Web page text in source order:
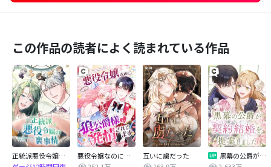
この作品の読者によく読まれている作品
正統派悪役令嬢の裏事情
悪役令嬢なのに、狼公爵様に発情されてます
互いに虜だった
黒幕の公爵が契約結婚を提案しました